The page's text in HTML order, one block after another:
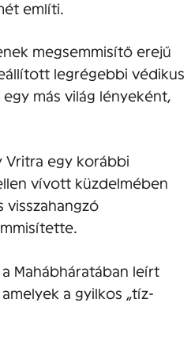
említi.
megsemmisítő erejű
legrégebbi védikus
más világ lényeként,
Vritra egy korábbi
vívott küzdelmében
visszahangzó
Mahábháratában leírt
a gyilkos „tíz-